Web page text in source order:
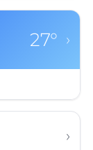
27° ›
›